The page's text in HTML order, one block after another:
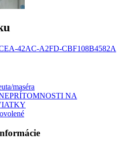
42AC-A2FD-CBF108B4582A
maséra
NA